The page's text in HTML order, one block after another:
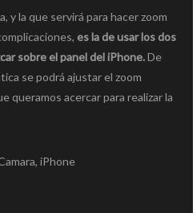
y la que servirá para hacer zoom
es la de usar los dos
sobre el panel del iPhone.De
se podrá ajustar el zoom
queramos acercar para realizar la
iPhone